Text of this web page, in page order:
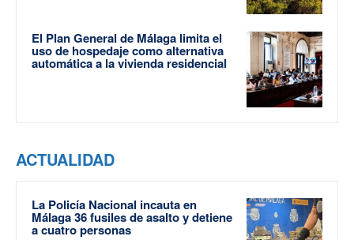
El Plan General de Málaga limita el
uso de hospedaje como alternativa
automática a la vivienda residencial
ACTUALIDAD
La Policía Nacional incauta en
Málaga 36 fusiles de asalto y detiene
a cuatro personas